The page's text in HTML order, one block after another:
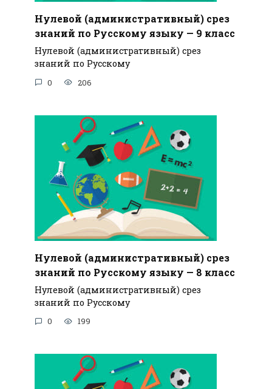
Нулевой (административный) срез
знаний по Русскому языку — 9 класс
Нулевой (административный) срез
знаний по Русскому
0 206
Нулевой (административный) срез
знаний по Русскому языку — 8 класс
Нулевой (административный) срез
знаний по Русскому
0 199